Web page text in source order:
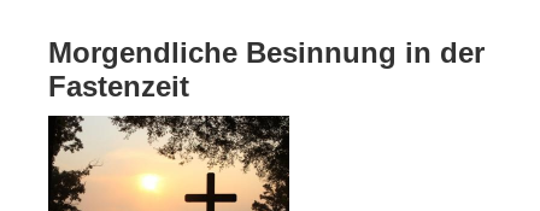
Morgendliche Besinnung in der
Fastenzeit